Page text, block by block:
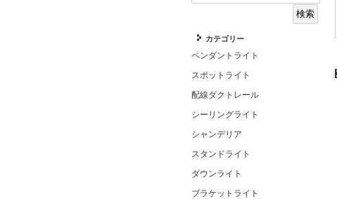
カテゴリー
ペンダントライト
スポットライト
配線ダクトレール
シーリングライト
シャンデリア
スタンドライト
ダウンライト
ブラケットライト